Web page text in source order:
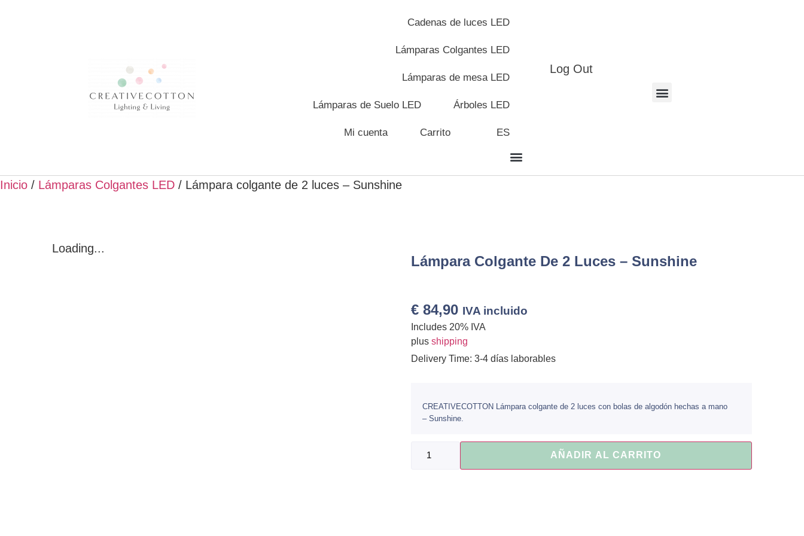
Cadenas de luces LED
Lámparas Colgantes LED
Lámparas de mesa LED
Lámparas de Suelo LED Árboles LED
Mi cuenta Carrito ES
Log Out
Inicio / Lámparas Colgantes LED / Lámpara colgante de 2 luces – Sunshine
Loading...
Lámpara Colgante De 2 Luces – Sunshine
€ 84,90 IVA incluido
Includes 20% IVA
plus shipping
Delivery Time: 3-4 días laborables
CREATIVECOTTON Lámpara colgante de 2 luces con bolas de algodón hechas a mano
– Sunshine.
AÑADIR AL CARRITO